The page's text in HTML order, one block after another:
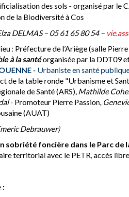
des sols - organisé par le
de la Biodiversité à Cos
DELMAS – 05 61 65 80 54 –
: Préfecture de l’Ariège (salle
à la santéorganisée par la DDT09
- Urbaniste en santé
de la table ronde "Urbanisme et
de Santé (ARS), Mathilde
- Promoteur Pierre Passion,
(AUAT)
Debrauwer)
sobriété foncière dans le Parc de
territorial avec le PETR, accès
: